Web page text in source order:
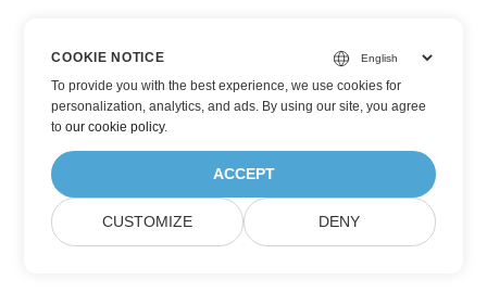
COOKIE NOTICE
To provide you with the best experience, we use cookies for
personalization, analytics, and ads. By using our site, you agree
toour cookie policy.
ACCEPT
CUSTOMIZE DENY